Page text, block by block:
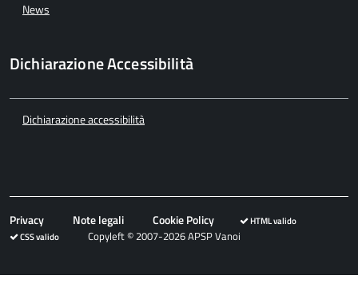
News
Dichiarazione Accessibilità
Dichiarazione accessibilità
Privacy Note legali Cookie Policy
HTML valido
CSS valido
Copyleft © 2007-2026 APSP Vanoi